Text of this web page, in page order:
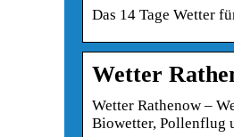
Das 14 Tage Wetter
Wetter
Wetter Rathenow –
Biowetter, Pollenflug